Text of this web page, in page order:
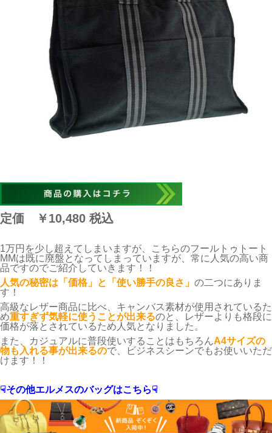
定価 ￥10,480 税込
1万円を少し超えてしまいますが、こちらのフールトゥトート
MMは既に廃盤となってしまっていますが、常に人気の高い商
品ですのでご紹介していきます！！
人気の秘密は「価格」と「使い勝手の良さ」 の二つにありま
す！
高級なレザー商品に比べ、キャンバス素材が使用されているた
め重すぎず気軽に使うことが出来るのと、レザーよりも格段に
価格が落とされているため人気となりました。
また、カジュアルに普段使いすることはもちろんA4サイズの
物も入れる事が出来るので、ビジネスシーンでもお使いいただ
けます！！
☟その他エルメスのバッグはこちら☟